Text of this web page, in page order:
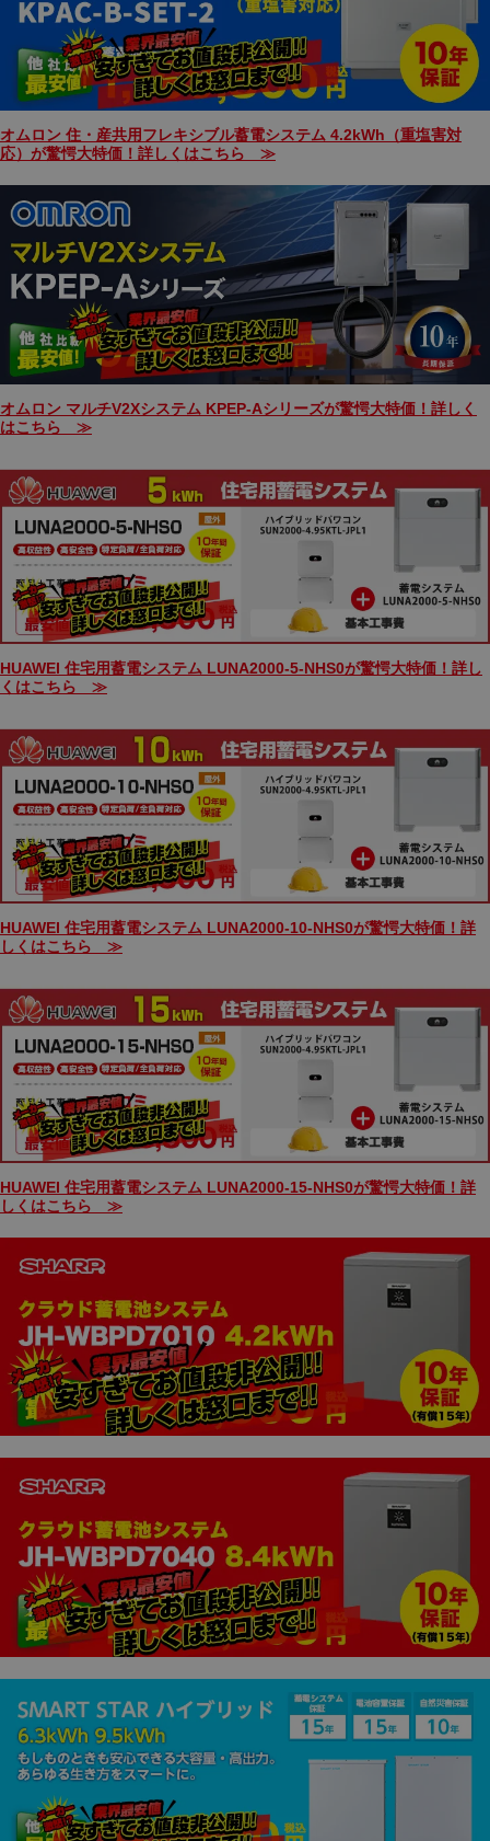
オムロン 住・産共用フレキシブル蓄電システム 4.2kWh（重塩害対
応）が驚愕大特価！詳しくはこちら ≫
オムロン マルチV2Xシステム KPEP-Aシリーズが驚愕大特価！詳しく
はこちら ≫
HUAWEI 住宅用蓄電システム LUNA2000-5-NHS0が驚愕大特価！詳し
くはこちら ≫
HUAWEI 住宅用蓄電システム LUNA2000-10-NHS0が驚愕大特価！詳
しくはこちら ≫
HUAWEI 住宅用蓄電システム LUNA2000-15-NHS0が驚愕大特価！詳
しくはこちら ≫